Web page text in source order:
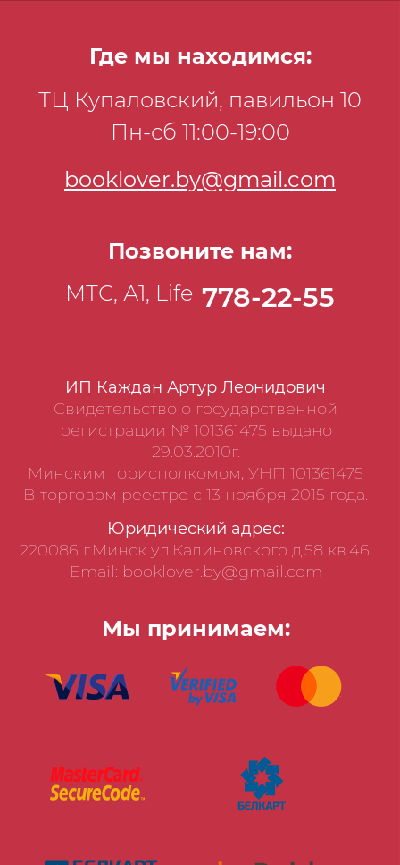
ИП Каждан Артур Леонидович
Свидетельство о государственной
регистрации № 101361475 выдано
29.03.2010г.
Минским горисполкомом, УНП 101361475
В торговом реестре с 13 ноября 2015 года.
Юридический адрес:
220086 г.Минск ул.Калиновского д.58 кв.46,
Email: booklover.by@gmail.com
Мы принимаем:
Где мы находимся:
ТЦ Купаловский, павильон 10
Пн-сб 11:00-19:00
booklover.by@gmail.com
Позвоните нам:
МТС, А1, Life 778-22-55